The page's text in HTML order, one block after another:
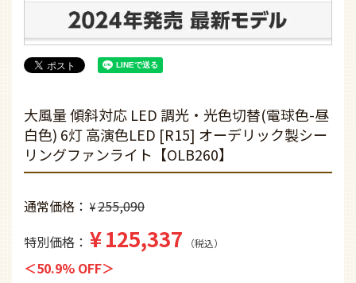
大風量 傾斜対応 LED 調光・光色切替(電球色-昼
白色) 6灯 高演色LED [R15] オーデリック製シー
リングファンライト【OLB260】
通常価格 ¥255,090
特別価格
¥125,337 税込
50.9% OFF